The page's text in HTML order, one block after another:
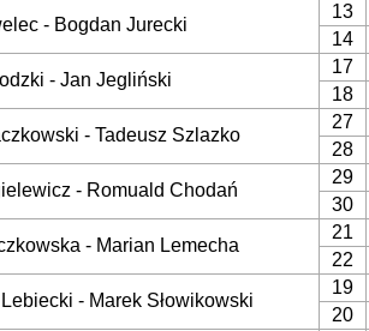
- Bogdan Jurecki
13
14
- Jan Jegliński
17
18
- Tadeusz Szlazko
27
28
- Romuald Chodań
29
30
- Marian Lemecha
21
22
- Marek Słowikowski
19
20